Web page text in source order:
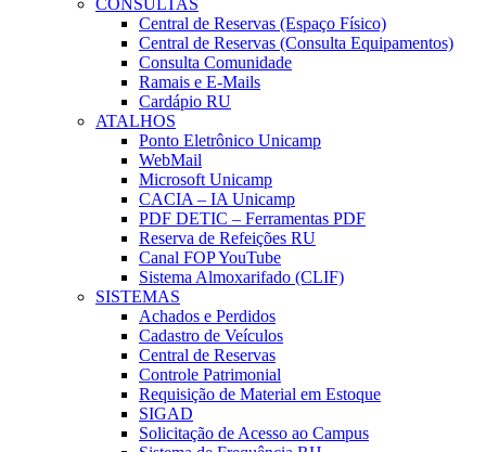
CONSULTAS
Central de Reservas (Espaço Físico)
Central de Reservas (Consulta Equipamentos)
Consulta Comunidade
Ramais e E-Mails
Cardápio RU
ATALHOS
Ponto Eletrônico Unicamp
WebMail
Microsoft Unicamp
CACIA – IA Unicamp
PDF DETIC – Ferramentas PDF
Reserva de Refeições RU
Canal FOP YouTube
Sistema Almoxarifado (CLIF)
SISTEMAS
Achados e Perdidos
Cadastro de Veículos
Central de Reservas
Controle Patrimonial
Requisição de Material em Estoque
SIGAD
Solicitação de Acesso ao Campus